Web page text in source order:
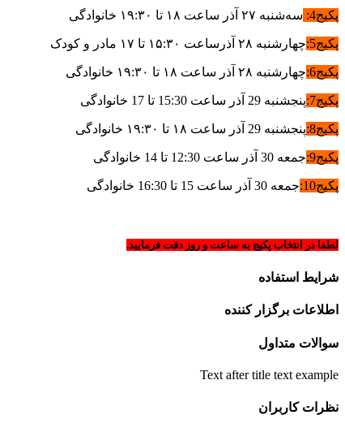
پکیج4: سه‌شنبه ۲۷ آذر ساعت ۱۸ تا ۱۹:۳۰ خانوادگی
پکیج5: چهارشنبه ۲۸ آذرساعت ۱۵:۳۰ تا ۱۷ مادر و کودک
پکیج6: چهارشنبه ۲۸ آذر ساعت ۱۸ تا ۱۹:۳۰ خانوادگی
پکیج7: پنجشنبه 29 آذر ساعت 15:30 تا 17 خانوادگی
پکیج8: پنجشنبه 29 آذر ساعت ۱۸ تا ۱۹:۳۰ خانوادگی
پکیج9: جمعه 30 آذر ساعت 12:30 تا 14 خانوادگی
پکیج10: جمعه 30 آذر ساعت 15 تا 16:30 خانوادگی
لطفا در انتخاب پکیج به ساعت و روز دقت فرمایید.
شرایط استفاده
اطلاعات برگزار کننده
سوالات متداول
Text after title text example
نظرات کاربران